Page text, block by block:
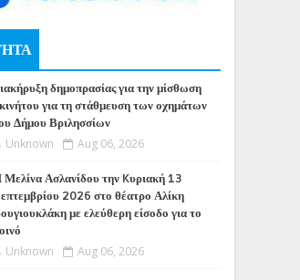
δημοπρασίας για την μίσθωση
για τη στάθμευση των οχημάτων
Δήμου Βριλησσίων
Unknown Aug 06, 2026
Ασλανίδου την Kυριακή 13
2026 στο θέατρο Αλίκη
με ελεύθερη είσοδο για το
Unknown Aug 06, 2026